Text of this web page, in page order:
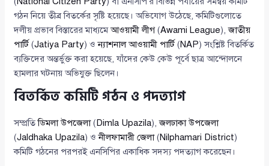
গঠন নিয়ে তীব্র বিতর্কের সৃষ্টি হয়েছে। অভিযোগ উঠেছে, কমিটিগুলোতে
দলীয় প্রভাব বিস্তারের মাধ্যমেআওয়ামী লীগ(Awami League),জাতীয়
পার্টি (Jatiya Party) ওন্যাশনাল আওয়ামী পার্টি (NAP) সংশ্লিষ্ট বিতর্কিত
ব্যক্তিদের অন্তর্ভুক্ত করা হয়েছে, যাঁদের কেউ কেউ পূর্বে ছাত্র আন্দোলনে
হামলার ঘটনায় অভিযুক্ত ছিলেন।
বিতর্কিত কমিটি গঠন ও পদত্যাগ
সম্প্রতিডিমলা উপজেলা( Dimla Upazila),জলঢাকা উপজেলা
(Jaldhaka Upazila) ওনীলফামারী জেলা(Nilphamari District)
কমিটি গঠনের পরপরই এনসিপির একাধিক সদস্য পদত্যাগ করেছেন।